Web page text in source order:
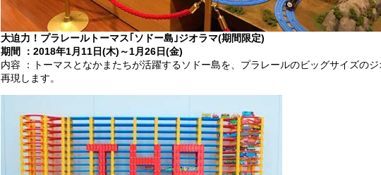
大迫力！プラレールトーマス｢ソドー島｣ジオラマ(期間限定)
期間 ：2018年1月11日(木)～1月26日(金)
内容 ：トーマスとなかまたちが活躍するソドー島を、プラレールのビッグサイズの
再現します。